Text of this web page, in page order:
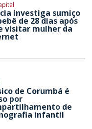
investiga sumiço
de 28 dias após
visitar mulher da
de Corumbá é
por
de
infantil